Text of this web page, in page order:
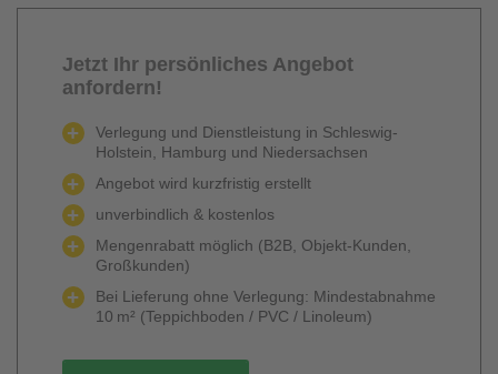
Jetzt Ihr persönliches Angebot
anfordern!
Verlegung und Dienstleistung in Schleswig-
Holstein, Hamburg und Niedersachsen
Angebot wird kurzfristig erstellt
unverbindlich & kostenlos
Mengenrabatt möglich (B2B, Objekt-Kunden,
Großkunden)
Bei Lieferung ohne Verlegung: Mindestabnahme
10 m² (Teppichboden / PVC / Linoleum)